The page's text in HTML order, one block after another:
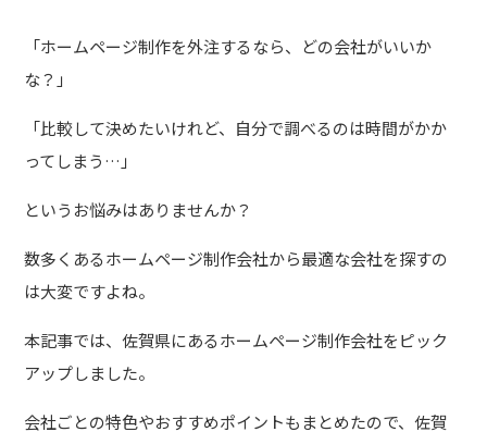
「ホームページ制作を外注するなら、どの会社がいいか
な？」
「比較して決めたいけれど、自分で調べるのは時間がかか
ってしまう…」
というお悩みはありませんか？
数多くあるホームページ制作会社から最適な会社を探すの
は大変ですよね。
本記事では、佐賀県にあるホームページ制作会社をピック
アップしました。
会社ごとの特色やおすすめポイントもまとめたので、佐賀